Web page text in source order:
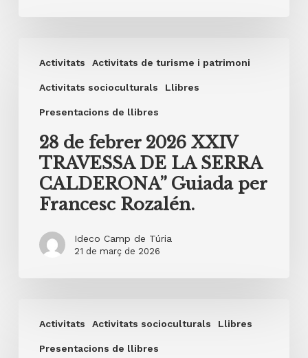
Activitats Activitats de turisme i patrimoni
Activitats socioculturals Llibres
Presentacions de llibres
febrer
2026
TRAVESSA
SERRA
CALDERONA”
Guiada
28 de febrer 2026 XXIV
TRAVESSA DE LA SERRA
CALDERONA” Guiada per
Francesc Rozalén.
Ideco Camp de Túria
21 de març de 2026
Activitats Activitats socioculturals Llibres
Presentacions de llibres
febrer